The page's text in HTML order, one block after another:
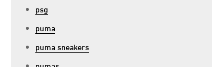
psg
puma
puma sneakers